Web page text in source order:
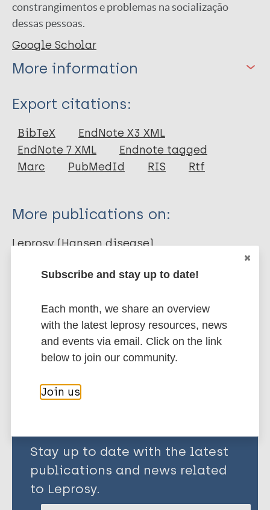
constrangimentos e problemas na socialização
dessas pessoas.
Google Scholar
More information
Type
Journal Article
Author
Export citations:
BibTeX
EndNote X3 XML
EndNote 7 XML
Endnote tagged
Marc
PubMedId RIS Rtf
More publications on:
Leprosy (Hansen disease)
Region of the Americas (AMR) Brazil
Share this page:
Stay up to date with the latest
publications and news related
to Leprosy.
Subscribe and stay up to date!
Each month, we share an overview
with the latest leprosy resources, news
and events via email. Click on the link
below to join our community.
Join us